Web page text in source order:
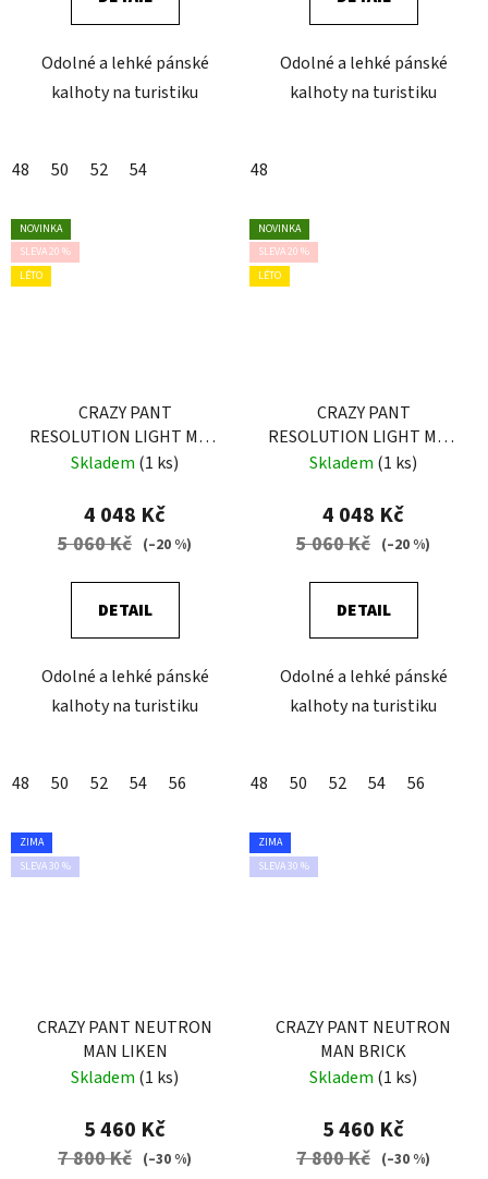
Odolné a lehké pánské
kalhoty na turistiku
48 50 52 54
Odolné a lehké pánské
kalhoty na turistiku
48
NOVINKA
SLEVA 20 %
LÉTO
CRAZY PANT
RESOLUTION LIGHT MAN
ORIENTE
Skladem (1 ks)
4 048 Kč
5 060 Kč (–20 %)
DETAIL
Odolné a lehké pánské
kalhoty na turistiku
48 50 52 54 56
NOVINKA
SLEVA 20 %
LÉTO
CRAZY PANT
RESOLUTION LIGHT MAN
BLACK
Skladem (1 ks)
4 048 Kč
5 060 Kč (–20 %)
DETAIL
Odolné a lehké pánské
kalhoty na turistiku
48 50 52 54 56
ZIMA
SLEVA 30 %
CRAZY PANT NEUTRON
MAN LIKEN
Skladem (1 ks)
5 460 Kč
7 800 Kč (–30 %)
ZIMA
SLEVA 30 %
CRAZY PANT NEUTRON
MAN BRICK
Skladem (1 ks)
5 460 Kč
7 800 Kč (–30 %)